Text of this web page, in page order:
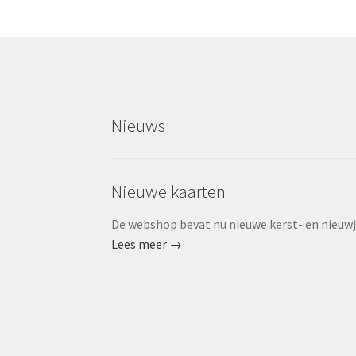
Nieuws
Nieuwe kaarten
De webshop bevat nu nieuwe kerst- en
Lees meer →